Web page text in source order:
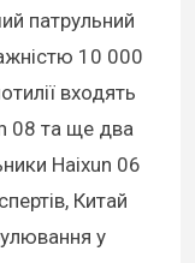
патрульний
10 000
входять
08 та ще два
Haixun 06
Китай
у